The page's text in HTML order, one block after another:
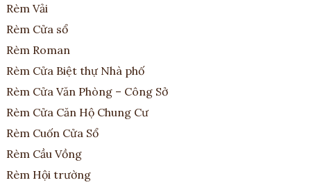
Rèm Vải
Rèm Cửa sổ
Rèm Roman
Rèm Cửa Biệt thự Nhà phố
Rèm Cửa Văn Phòng – Công Sở
Rèm Cửa Căn Hộ Chung Cư
Rèm Cuốn Cửa Sổ
Rèm Cầu Vồng
Rèm Hội trường